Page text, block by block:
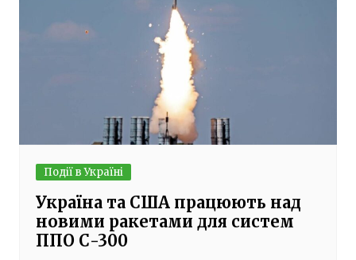
Події в Україні
Україна та США працюють над
новими ракетами для систем
ППО С-300